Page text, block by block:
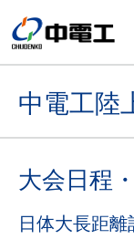
中電工陸
大会日程
日体大長距離